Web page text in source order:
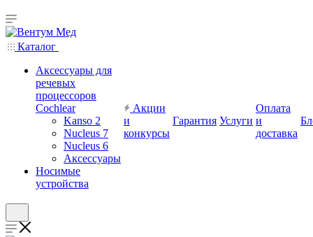
Каталог
Аксессуары для
речевых
процессоров
Cochlear
Kanso 2
Nucleus 7
Nucleus 6
Аксессуары
Носимые
устройства
Акции
и
конкурсы
Гарантия Услуги
Оплата
и
доставка